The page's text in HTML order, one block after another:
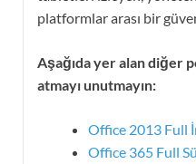
platformlar arası bir
Aşağıda yer alan diğer
atmayı unutmayın:
Office 2013 Full
Office 365 Full